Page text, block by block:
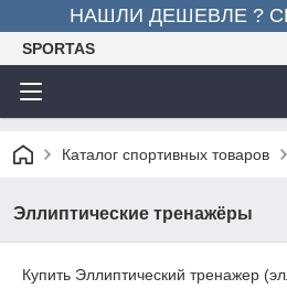
НАШЛИ ДЕШЕВЛЕ ?
SPORTAS
Каталог спортивных товаров
Эллиптические тренажёры
Купить Эллиптический тренажер